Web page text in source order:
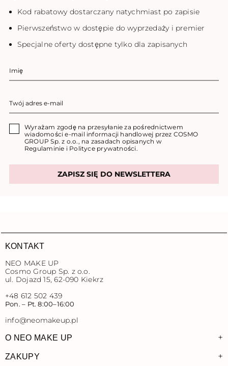
Kod rabatowy dostarczany natychmiast po zapisie
Pierwszeństwo w dostępie do wyprzedaży i premier
Specjalne oferty dostępne tylko dla zapisanych
Wyrażam zgodę na przesyłanie za pośrednictwem
wiadomości e-mail informacji handlowej przez COSMO
GROUP Sp. z o.o., na zasadach opisanych w
Regulaminie i Polityce prywatności.
ZAPISZ SIĘ DO NEWSLETTERA
KONTAKT
NEO MAKE UP
Cosmo Group Sp. z o.o.
ul. Dojazd 15, 62-090 Kiekrz
+48 612 502 439
Pon. – Pt. 8:00–16:00
info@neomakeup.pl
O NEO MAKE UP +
ZAKUPY +